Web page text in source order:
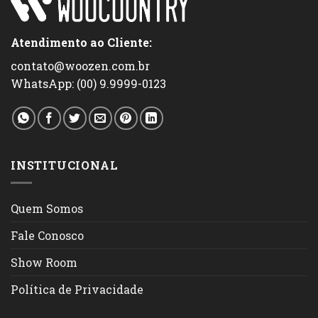
Atendimento ao Cliente:
contato@woozen.com.br
WhatsApp: (00) 9.9999-0123
INSTITUCIONAL
Quem Somos
Fale Conosco
Show Room
Política de Privacidade